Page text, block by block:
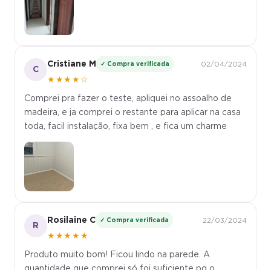
C
Cristiane M
★★★★☆
02/04/2024
Comprei pra fazer o teste, apliquei no assoalho de
madeira, e ja comprei o restante para aplicar na casa
toda, facil instalação, fixa bem , e fica um charme
R
Rosilaine C
★★★★★
22/03/2024
Produto muito bom! Ficou lindo na parede. A
quantidade que comprei só foi suficiente pq o